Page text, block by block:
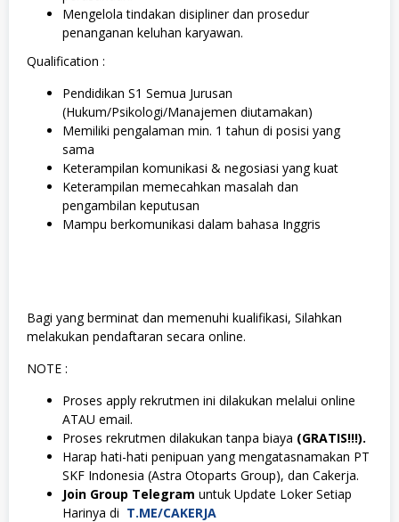
Mengelola tindakan disipliner dan prosedur
penanganan keluhan karyawan.
Qualification :
Pendidikan S1 Semua Jurusan
(Hukum/Psikologi/Manajemen diutamakan)
Memiliki pengalaman min. 1 tahun di posisi yang
sama
Keterampilan komunikasi & negosiasi yang kuat
Keterampilan memecahkan masalah dan
pengambilan keputusan
Mampu berkomunikasi dalam bahasa Inggris
Bagi yang berminat dan memenuhi kualifikasi, Silahkan
melakukan pendaftaran secara online.
NOTE :
Proses apply rekrutmen ini dilakukan melalui online
ATAU email.
Proses rekrutmen dilakukan tanpa biaya (GRATIS!!!).
Harap hati-hati penipuan yang mengatasnamakan PT
SKF Indonesia (Astra Otoparts Group), dan Cakerja.
Join Group Telegram untuk Update Loker Setiap
Harinya di T.ME/CAKERJA